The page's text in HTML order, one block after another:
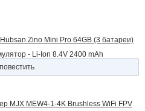
Zino Mini Pro 64GB (3 батареи)
- Li-Ion 8.4V 2400 mAh